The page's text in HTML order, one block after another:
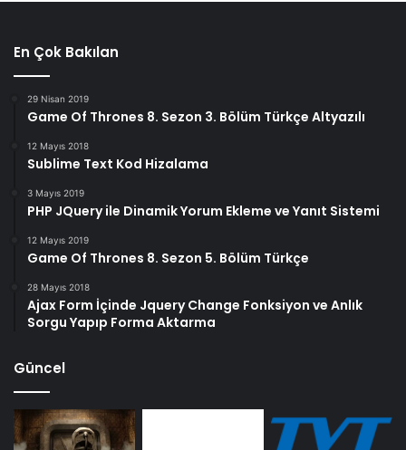
En Çok Bakılan
29 Nisan 2019
Game Of Thrones 8. Sezon 3. Bölüm Türkçe Altyazılı
12 Mayıs 2018
Sublime Text Kod Hizalama
3 Mayıs 2019
PHP JQuery ile Dinamik Yorum Ekleme ve Yanıt Sistemi
12 Mayıs 2019
Game Of Thrones 8. Sezon 5. Bölüm Türkçe
28 Mayıs 2018
Ajax Form İçinde Jquery Change Fonksiyon ve Anlık
Sorgu Yapıp Forma Aktarma
Güncel